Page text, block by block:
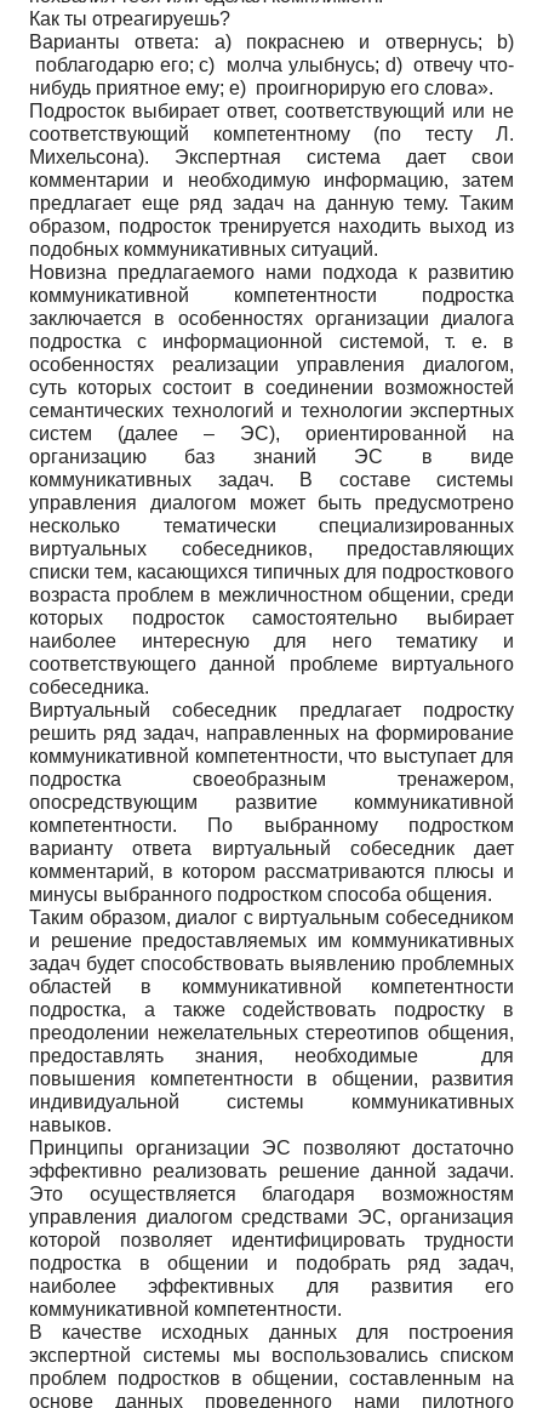
Как ты отреагируешь?
Варианты ответа: a) покраснею и отвернусь; b)
поблагодарю его; c) молча улыбнусь; d) отвечу что-
нибудь приятное ему; e) проигнорирую его слова».
Подросток выбирает ответ, соответствующий или не
соответствующий компетентному (по тесту Л.
Михельсона). Экспертная система дает свои
комментарии и необходимую информацию, затем
предлагает еще ряд задач на данную тему. Таким
образом, подросток тренируется находить выход из
подобных коммуникативных ситуаций.
Новизна предлагаемого нами подхода к развитию
коммуникативной компетентности подростка
заключается в особенностях организации диалога
подростка с информационной системой, т. е. в
особенностях реализации управления диалогом,
суть которых состоит в соединении возможностей
семантических технологий и технологии экспертных
систем (далее – ЭС), ориентированной на
организацию баз знаний ЭС в виде
коммуникативных задач. В составе системы
управления диалогом может быть предусмотрено
несколько тематически специализированных
виртуальных собеседников, предоставляющих
списки тем, касающихся типичных для подросткового
возраста проблем в межличностном общении, среди
которых подросток самостоятельно выбирает
наиболее интересную для него тематику и
соответствующего данной проблеме виртуального
собеседника.
Виртуальный собеседник предлагает подростку
решить ряд задач, направленных на формирование
коммуникативной компетентности, что выступает для
подростка своеобразным тренажером,
опосредствующим развитие коммуникативной
компетентности. По выбранному подростком
варианту ответа виртуальный собеседник дает
комментарий, в котором рассматриваются плюсы и
минусы выбранного подростком способа общения.
Таким образом, диалог с виртуальным собеседником
и решение предоставляемых им коммуникативных
задач будет способствовать выявлению проблемных
областей в коммуникативной компетентности
подростка, а также содействовать подростку в
преодолении нежелательных стереотипов общения,
предоставлять знания, необходимые для
повышения компетентности в общении, развития
индивидуальной системы коммуникативных
навыков.
Принципы организации ЭС позволяют достаточно
эффективно реализовать решение данной задачи.
Это осуществляется благодаря возможностям
управления диалогом средствами ЭС, организация
которой позволяет идентифицировать трудности
подростка в общении и подобрать ряд задач,
наиболее эффективных для развития его
коммуникативной компетентности.
В качестве исходных данных для построения
экспертной системы мы воспользовались списком
проблем подростков в общении, составленным на
основе данных проведенного нами пилотного